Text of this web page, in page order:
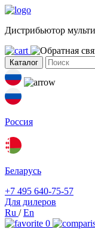
Дистрибьютор
Каталог
Россия
Беларусь
+7 495 640-75-57
Для дилеров
Ru /En
0